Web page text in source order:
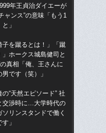
年王貞治ダイエーが
ャンス”の意味「もう1
」
子を蹴るとは！」「蹴
」ホークス城島健司と
真相「俺、王さんに
です（笑）」
“天然エピソード” 社
交渉時に…大学時代の
リンスタンドで働く
」